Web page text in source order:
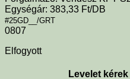
Egységár: 383,33 Ft/DB
#25GD__/GRT
0807
Elfogyott
Levelet